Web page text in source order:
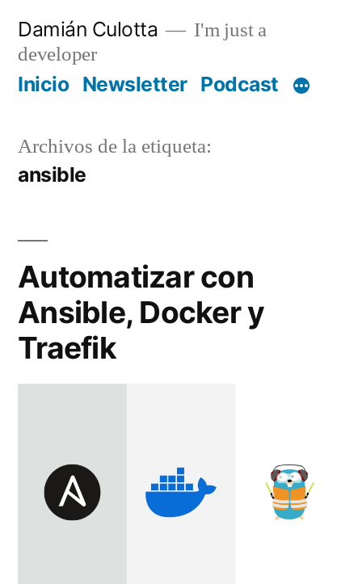
contenido
Damián Culotta
I'm just a
developer
Inicio Newsletter Podcast
Archivos de la etiqueta:
ansible
Automatizar con
Ansible, Docker y
Traefik